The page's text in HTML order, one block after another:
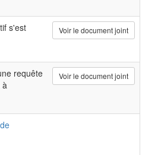
s'est
Voir le document joint
requête
à
Voir le document joint